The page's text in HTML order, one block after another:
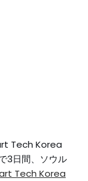
Tech Korea
3日間、ソウル
Tech Korea